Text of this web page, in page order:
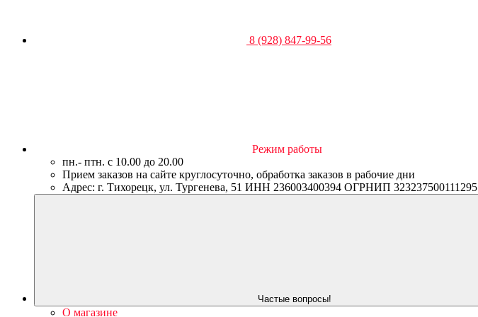
8 (928) 847-99-56
Режим работы
пн.- птн. c 10.00 до 20.00
Прием заказов на сайте круглосуточно, обработка заказов в рабочие дни
Адрес: г. Тихорецк, ул. Тургенева, 51 ИНН 236003400394 ОГРНИП 323237500111295
Частые вопросы!
О магазине